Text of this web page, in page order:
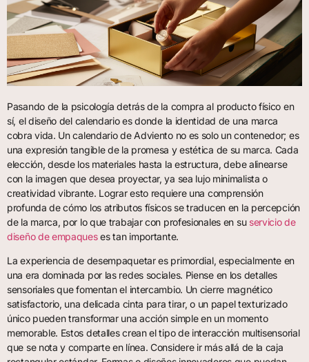
Pasando de la psicología detrás de la compra al producto físico en
sí, el diseño del calendario es donde la identidad de una marca
cobra vida. Un calendario de Adviento no es solo un contenedor; es
una expresión tangible de la promesa y estética de su marca. Cada
elección, desde los materiales hasta la estructura, debe alinearse
con la imagen que desea proyectar, ya sea lujo minimalista o
creatividad vibrante. Lograr esto requiere una comprensión
profunda de cómo los atributos físicos se traducen en la percepción
de la marca, por lo que trabajar con profesionales en su servicio de
diseño de empaqueses tan importante.
La experiencia de desempaquetar es primordial, especialmente en
una era dominada por las redes sociales. Piense en los detalles
sensoriales que fomentan el intercambio. Un cierre magnético
satisfactorio, una delicada cinta para tirar, o un papel texturizado
único pueden transformar una acción simple en un momento
memorable. Estos detalles crean el tipo de interacción multisensorial
que se nota y comparte en línea. Considere ir más allá de la caja